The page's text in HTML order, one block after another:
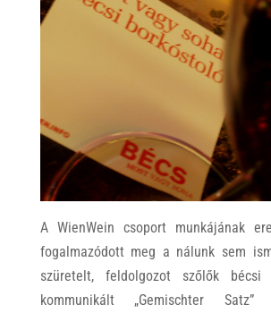
A WienWein csoport munkájának
fogalmazódott meg a nálunk sem
szüretelt, feldolgozot szőlők bécsi
kommunikált „Gemischter